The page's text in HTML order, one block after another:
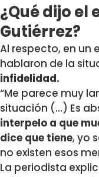
¿Qué dijo el
Gutiérrez?
Al respecto, en un
hablaron de la
infidelidad.
“Me parece muy
situación (…) Es
interpelo a que
dice que tiene, yo
no existen esos
La periodista